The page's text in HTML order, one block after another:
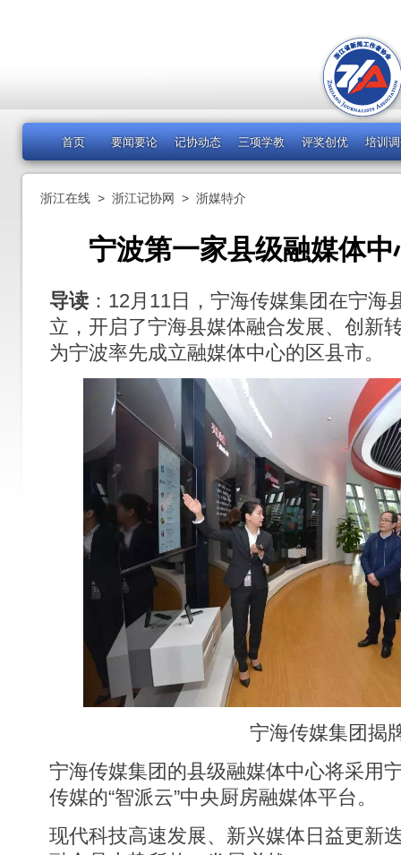
首页 要闻要论 记协动态 三项学教 评奖创优 培训
浙江在线 > 浙江记协网 > 浙媒特介
宁波第一家县级融媒体
导读 ：12月11日，宁海传媒集团在宁海
立，开启了宁海县媒体融合发展、创新
为宁波率先成立融媒体中心的区县市。
宁海传媒集团揭
宁海传媒集团的县级融媒体中心将采用
传媒的“智派云”中央厨房融媒体平台。
现代科技高速发展、新兴媒体日益更新